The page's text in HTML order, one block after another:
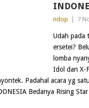
ndop 7
Udah pada
ersetei?
lomba
Idol dan X-
Padahal acara yg
Bedanya Rising